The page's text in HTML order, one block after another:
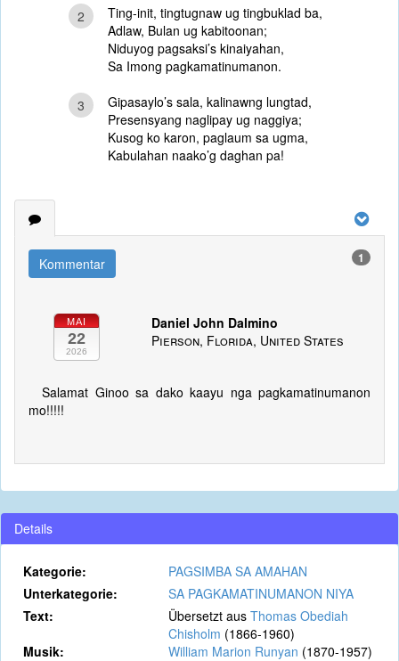
2
Ting-init, tingtugnaw ug tingbuklad ba,
Adlaw, Bulan ug kabitoonan;
Niduyog pagsaksi’s kinaiyahan,
Sa Imong pagkamatinumanon.
3
Gipasaylo’s sala, kalinawng lungtad,
Presensyang naglipay ug naggiya;
Kusog ko karon, paglaum sa ugma,
Kabulahan naako’g daghan pa!
Kommentar 1
MAI
22
2026
Daniel John Dalmino
Pierson, Florida, United States
Salamat Ginoo sa dako kaayu nga pagkamatinumanon
mo!!!!!
Details
Kategorie:
PAGSIMBA SA AMAHAN
Unterkategorie:
SA PAGKAMATINUMANON NIYA
Text:
Übersetzt aus Thomas Obediah
Chisholm (1866-1960)
Musik:
William Marion Runyan (1870-1957)